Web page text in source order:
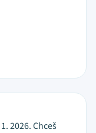
2026. Chceš